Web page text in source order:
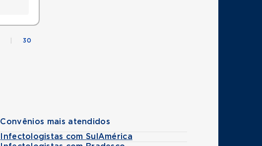
30
Convênios mais atendidos
Infectologistas com SulAmérica